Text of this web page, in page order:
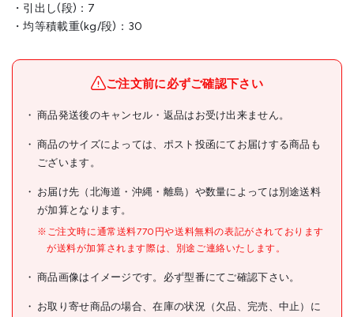
・引出し(段)：7
・均等積載重(kg/段)：30
ご注文前に必ずご確認下さい
商品発送後のキャンセル・返品はお受け出来ません。
商品のサイズによっては、ポスト投函にてお届けする商品も
ございます。
お届け先（北海道・沖縄・離島）や数量によっては別途送料
が加算となります。
※ご注文時に通常送料770円や送料無料の表記がされております
が送料が加算されます際は、別途ご連絡いたします。
商品画像はイメージです。必ず型番にてご確認下さい。
お取り寄せ商品の場合、在庫の状況（欠品、完売、中止）に